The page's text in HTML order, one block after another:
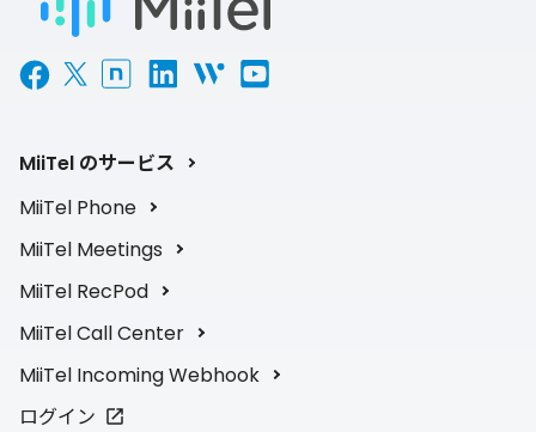
MiiTel のサービス
MiiTel Phone
MiiTel Meetings
MiiTel RecPod
MiiTel Call Center
MiiTel Incoming Webhook
ログイン